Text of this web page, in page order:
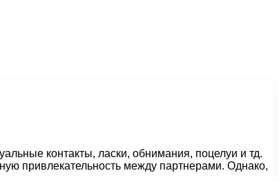
контакты, ласки, обнимания, поцелуи и тд.
привлекательность между партнерами. Однако,